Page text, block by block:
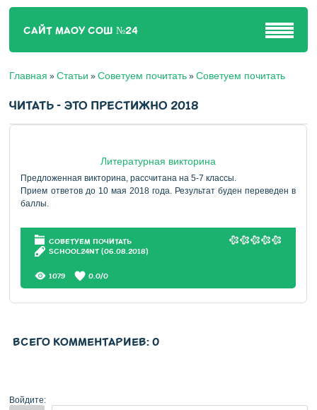
САЙТ МАОУ СОШ №24
Главная »Статьи »Советуем почитать »Советуем почитать
ЧИТАТЬ - ЭТО ПРЕСТИЖНО 2018
Литературная викторина
Предложенная викторина, рассчитана на 5-7 классы.
Прием ответов до 10 мая 2018 года. Результат буден переведен в
баллы.
СОВЕТУЕМ ПОЧИТАТЬ
SCHOOL24NT (06.08.2018)
1079 0.0/0
ВСЕГО КОММЕНТАРИЕВ:0
Войдите: